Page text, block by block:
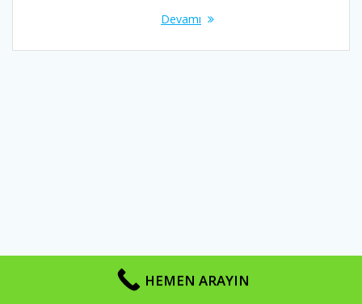
Devamı
BURSA ÇEKİCİ 2026 © Telif Hakları Saklıdır | Sayfa Tasarım ve SEO
HEMEN ARAYIN